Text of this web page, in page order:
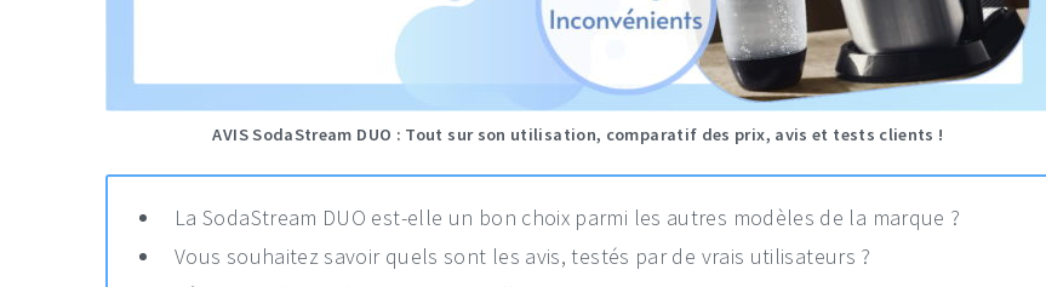
AVIS SodaStream DUO : Tout sur son utilisation, comparatif des prix, avis et tests clients !
La SodaStream DUO est-elle un bon choix parmi les autres modèles de la marque ?
Vous souhaitez savoir quels sont les avis, testés par de vrais utilisateurs ?